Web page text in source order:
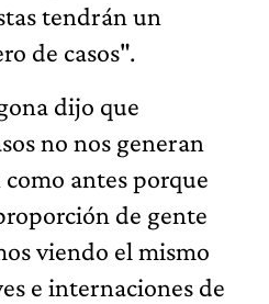
tendrán un
de casos".
dijo que
no nos generan
antes porque
de gente
viendo el mismo
e internaciones de